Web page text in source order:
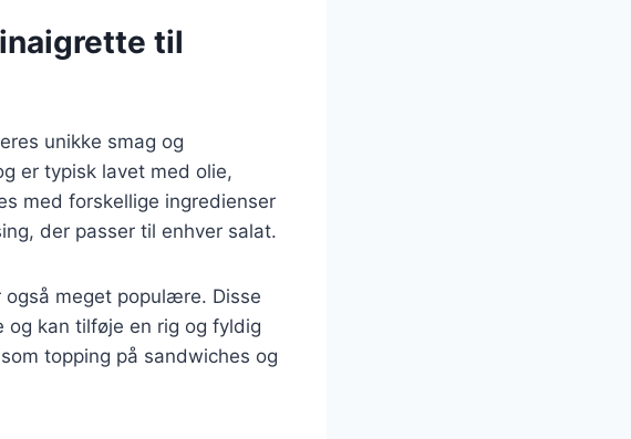
til
unikke smag og
er typisk lavet med olie,
med forskellige ingredienser
der passer til enhver salat.
også meget populære. Disse
kan tilføje en rig og fyldig
topping på sandwiches og